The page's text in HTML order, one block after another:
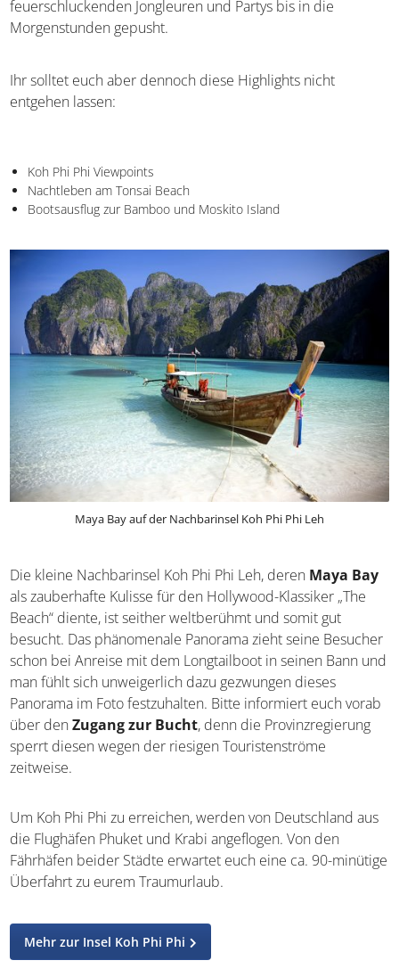
Auch hier gehören Wassersportaktivitäten zum
Wagemutige versuchen sich am beliebten
Klippenspringen
Strandbarbesuchen mit feuerschluckenden Jongleuren
und Partys bis in die Morgenstunden gepusht.
entgehen lassen:
Koh Phi Phi Viewpoints
Nachtleben am Tonsai Beach
Bootsausflug zur Bamboo und Moskito Island
Maya Bay auf der Nachbarinsel Koh Phi Phi Leh
Die kleine Nachbarinsel Koh Phi Phi Leh, derenMaya
Bayals zauberhafte Kulisse für den Hollywood-Klassiker
„The Beach“ diente, ist seither weltberühmt und somit gut
Besucher schon bei Anreise mit dem Longtailboot in
seinen Bann und man fühlt sich unweigerlich dazu
gezwungen dieses Panorama im Foto festzuhalten. Bitte
informiert euch vorab über denZugang zur Bucht
riesigen Touristenströme zeitweise.